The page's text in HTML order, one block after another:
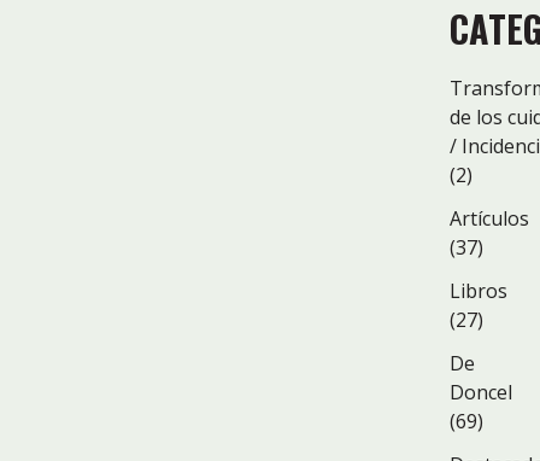
de los
/
(2)
Artículos
(37)
Libros
(27)
De
Doncel
(69)